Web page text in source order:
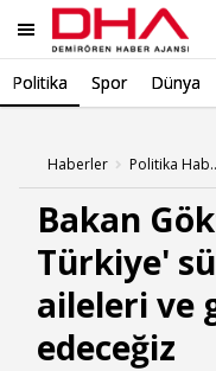
Politika Spor Dünya
Haberler
Bakan
Türkiye'
aileleri ve
edeceğiz